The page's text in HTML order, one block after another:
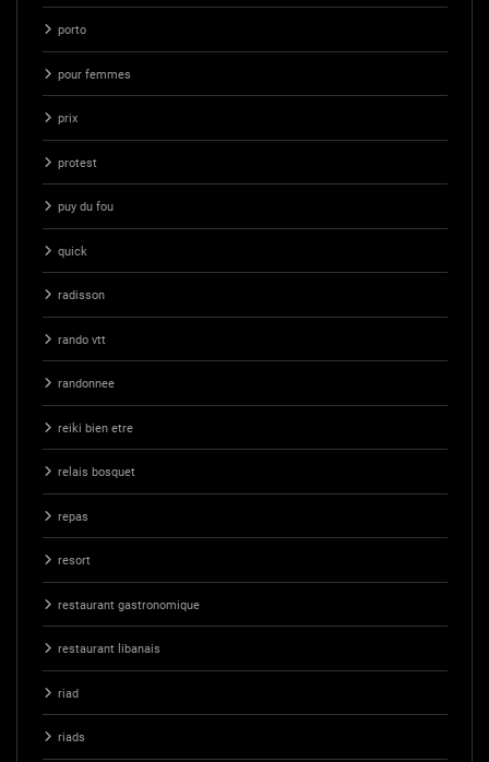
porto
pour femmes
prix
protest
puy du fou
quick
radisson
rando vtt
randonnee
reiki bien etre
relais bosquet
repas
resort
restaurant gastronomique
restaurant libanais
riad
riads